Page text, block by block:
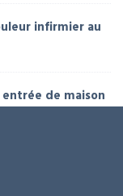
infirmier au
de maison